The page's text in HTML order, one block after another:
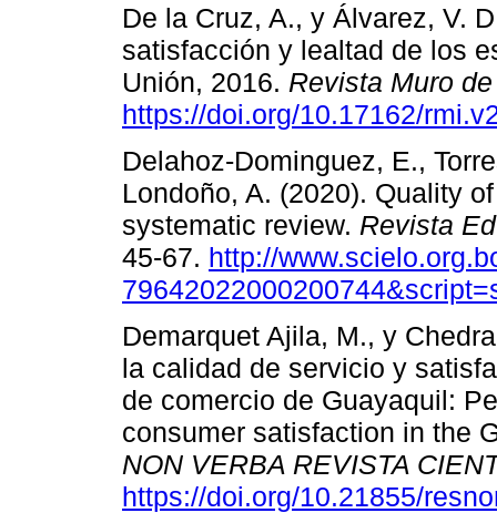
De la Cruz, A., y Álvarez, V.
satisfacción y lealtad de los
Unión, 2016. Revista Muro
https://doi.org/10.17162/
Delahoz-Dominguez, E.,
Londoño, A. (2020). Quality
systematic review. Revista
45-67. http://
Demarquet Ajila, M., y
la calidad de servicio y
de comercio de Guayaquil:
consumer satisfaction in the
NON VERBA REVISTA
https://doi.org/10.21855/